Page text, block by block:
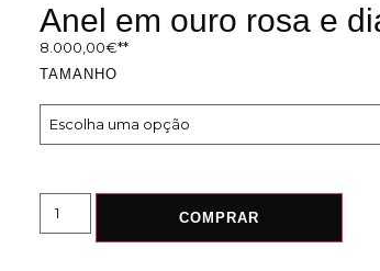
Anel em ouro rosa e
8.000,00€
TAMANHO
COMPRAR